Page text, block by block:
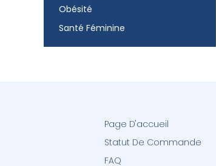
Obésité
Santé Féminine
Page D'accueil
Statut De Commande
FAQ